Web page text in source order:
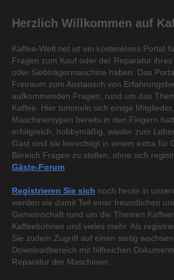
Herzlich Willkommen auf
Kaffee-Welt.net ist ein kostenloses Portal
Fragen zum Kauf oder der Reparatur
oder Siebträgermaschine haben. Das
Freiraum zum Austausch von
aufkommenden Fragen, rund um das
Kaffee. Hier tummeln sich einige
Maschinentypen bereits in den Fingern
erfolgreich, hobbymäßig, wieder zum
Gast sind sie berechtigt in einem extra für
Bereich Fragen zu stellen, ohne sich
Gäste-Forum
Registrieren Sie sich noch heute in
werden sie damit Teil einer freundlichen
Gemeinschaft rund um die Themen
Kaffeebohnen und vieles mehr. Als
Sie zudem Zugriff auf einen stetig
Downloadbereich mit hilfreichen
Reparatur der Maschinen.